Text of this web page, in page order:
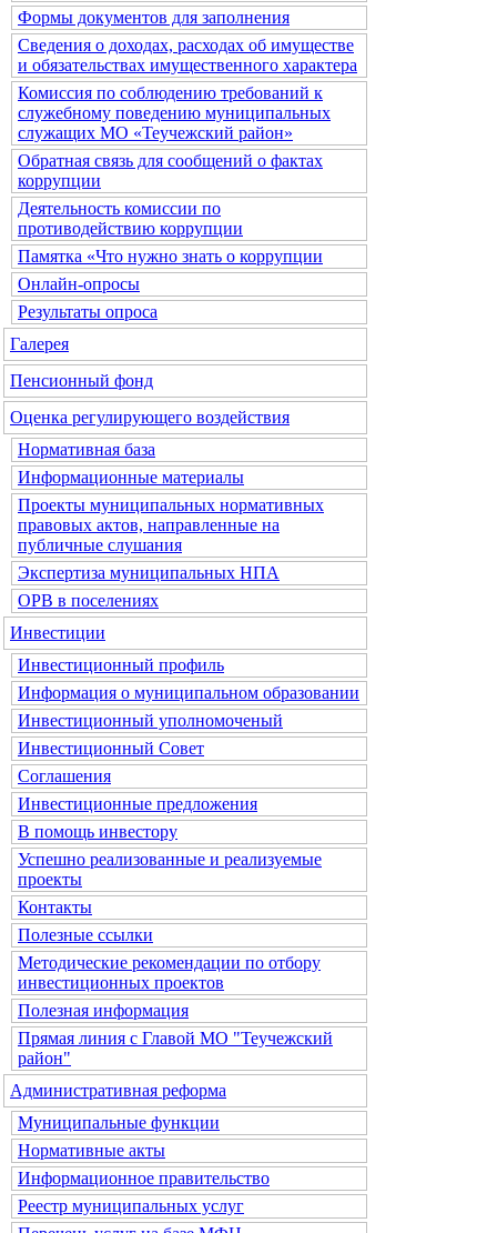
Формы документов для заполнения
Сведения о доходах, расходах об имуществе
и обязательствах имущественного характера
Комиссия по соблюдению требований к
служебному поведению муниципальных
служащих МО «Теучежский район»
Обратная связь для сообщений о фактах
коррупции
Деятельность комиссии по
противодействию коррупции
Памятка «Что нужно знать о коррупции
Онлайн-опросы
Результаты опроса
Галерея
Пенсионный фонд
Оценка регулирующего воздействия
Нормативная база
Информационные материалы
Проекты муниципальных нормативных
правовых актов, направленные на
публичные слушания
Экспертиза муниципальных НПА
ОРВ в поселениях
Инвестиции
Инвестиционный профиль
Информация о муниципальном образовании
Инвестиционный уполномоченый
Инвестиционный Совет
Соглашения
Инвестиционные предложения
В помощь инвестору
Успешно реализованные и реализуемые
проекты
Контакты
Полезные ссылки
Методические рекомендации по отбору
инвестиционных проектов
Полезная информация
Прямая линия с Главой МО "Теучежский
район"
Административная реформа
Муниципальные функции
Нормативные акты
Информационное правительство
Реестр муниципальных услуг